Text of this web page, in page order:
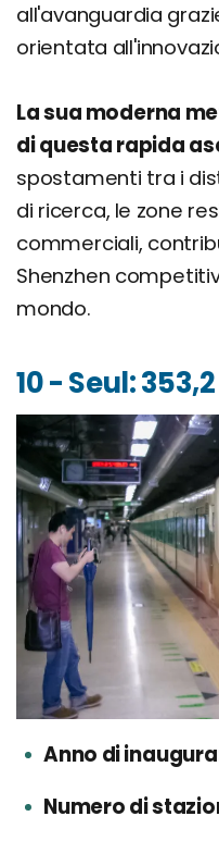
all'avanguardia
orientata
La sua moderna
di questa rapida
spostamenti tra i
di ricerca, le zone
commerciali,
Shenzhen
mondo.
10 - Seul:
Anno di
Numero di